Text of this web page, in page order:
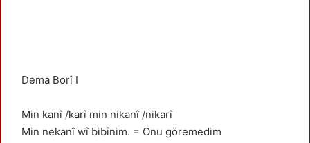
Dema Borî I
Min kanî /karî min nikanî /nikarî
Min nekanî wî bibînim. = Onu göremedim